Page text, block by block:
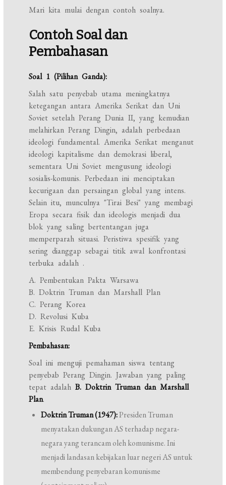
Mari kita mulai dengan contoh soalnya.
Contoh Soal dan
Pembahasan
Soal 1 (Pilihan Ganda):
Salah satu penyebab utama meningkatnya
ketegangan antara Amerika Serikat dan Uni
Soviet setelah Perang Dunia II, yang kemudian
melahirkan Perang Dingin, adalah perbedaan
ideologi fundamental. Amerika Serikat menganut
ideologi kapitalisme dan demokrasi liberal,
sementara Uni Soviet mengusung ideologi
sosialis-komunis. Perbedaan ini menciptakan
kecurigaan dan persaingan global yang intens.
Selain itu, munculnya "Tirai Besi" yang membagi
Eropa secara fisik dan ideologis menjadi dua
blok yang saling bertentangan juga
memperparah situasi. Peristiwa spesifik yang
sering dianggap sebagai titik awal konfrontasi
terbuka adalah .
A. Pembentukan Pakta Warsawa
B. Doktrin Truman dan Marshall Plan
C. Perang Korea
D. Revolusi Kuba
E. Krisis Rudal Kuba
Pembahasan:
Soal ini menguji pemahaman siswa tentang
penyebab Perang Dingin. Jawaban yang paling
tepat adalahB. Doktrin Truman dan Marshall
Plan.
Doktrin Truman (1947):Presiden Truman
menyatakan dukungan AS terhadap negara-
negara yang terancam oleh komunisme. Ini
menjadi landasan kebijakan luar negeri AS untuk
membendung penyebaran komunisme